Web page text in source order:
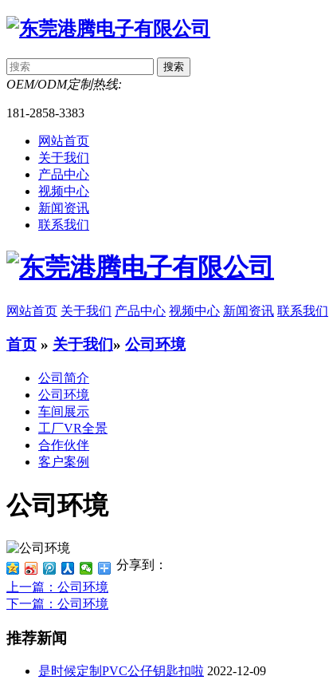
OEM/ODM定制热线:
181-2858-3383
网站首页
关于我们
产品中心
视频中心
新闻资讯
联系我们
网站首页 关于我们 产品中心 视频中心 新闻资讯 联系我们
首页 » 关于我们» 公司环境
公司简介
公司环境
车间展示
工厂VR全景
合作伙伴
客户案例
公司环境
分享到：
上一篇 ：公司环境
下一篇 ：公司环境
推荐新闻
是时候定制PVC公仔钥匙扣啦 2022-12-09